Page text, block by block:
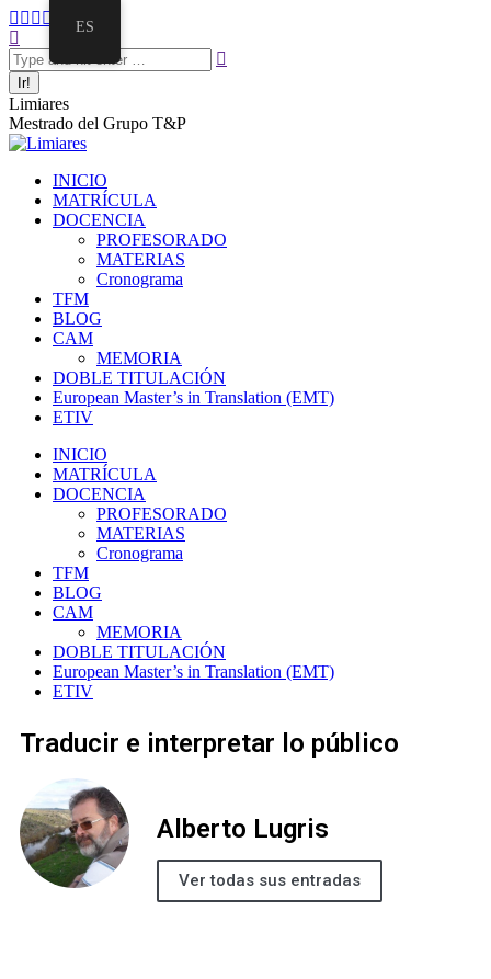
Limiares
Mestrado del Grupo T&P
INICIO
MATRÍCULA
DOCENCIA
PROFESORADO
MATERIAS
Cronograma
TFM
BLOG
CAM
MEMORIA
DOBLE TITULACIÓN
European Master’s in Translation (EMT)
ETIV
INICIO
MATRÍCULA
DOCENCIA
PROFESORADO
MATERIAS
Cronograma
TFM
BLOG
CAM
MEMORIA
DOBLE TITULACIÓN
European Master’s in Translation (EMT)
ETIV
Traducir e interpretar lo público
Alberto Lugris
Ver todas sus entradas
ES